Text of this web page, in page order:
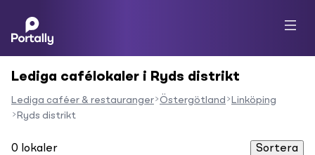
Lediga cafélokaler i Ryds distrikt
Lediga caféer & restauranger Östergötland
Linköping
Ryds distrikt
0 lokaler Sortera